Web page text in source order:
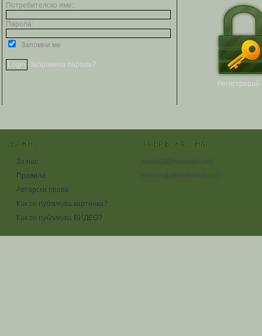
Потребителско име:
Парола:
Запомни ме
Забравена парола?
Регистрирай
ВАЖНО:
За нас
Правила
Авторски права
Как се публикува картинка?
Как се публикува ВИДЕО?
ЗА ВРЪЗКА С НАС:
admin[at]motivatori.net
reklama[at]motivatori.net